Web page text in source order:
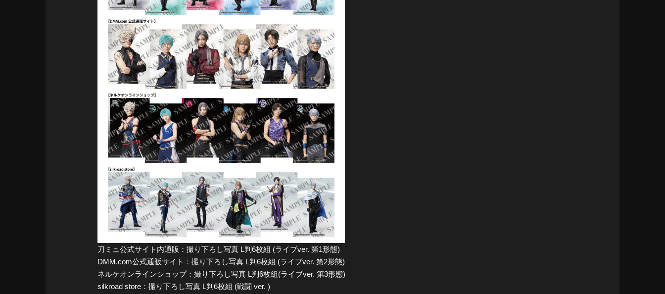
刀ミュ公式サイト内通販：撮り下ろし写真 L判6枚組 (ライブver. 第1形態)
DMM.com公式通販サイト：撮り下ろし写真 L判6枚組 (ライブver. 第2形態)
ネルケオンラインショップ：撮り下ろし写真 L判6枚組(ライブver. 第3形態)
silkroad store：撮り下ろし写真 L判6枚組 (戦闘 ver. )